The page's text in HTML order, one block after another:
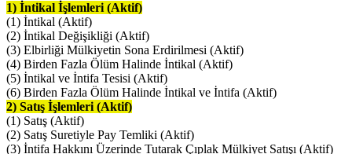
1) İntikal İşlemleri (Aktif)
(1) İntikal (Aktif)
(2) İntikal Değişikliği (Aktif)
(3) Elbirliği Mülkiyetin Sona Erdirilmesi (Aktif)
(4) Birden Fazla Ölüm Halinde İntikal (Aktif)
(5) İntikal ve İntifa Tesisi (Aktif)
(6) Birden Fazla Ölüm Halinde İntikal ve İntifa (Aktif)
2) Satış İşlemleri (Aktif)
(1) Satış (Aktif)
(2) Satış Suretiyle Pay Temliki (Aktif)
(3) İntifa Hakkını Üzerinde Tutarak Çıplak Mülkiyet Satışı (Aktif)